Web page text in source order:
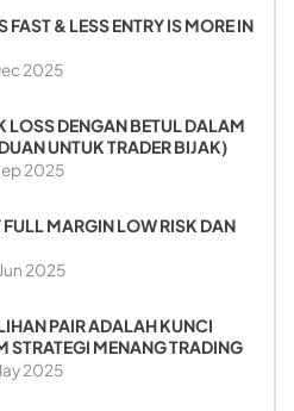
FAST & LESS ENTRY IS MORE IN
2025
LOSS DENGAN BETUL DALAM
UNTUK TRADER BIJAK)
2025
FULL MARGIN LOW RISK DAN
2025
PAIR ADALAH KUNCI
STRATEGI MENANG TRADING
2025